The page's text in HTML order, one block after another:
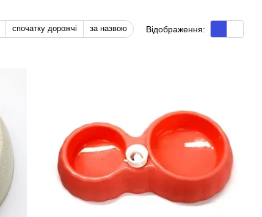
спочатку дорожчі за назвою Відображення: